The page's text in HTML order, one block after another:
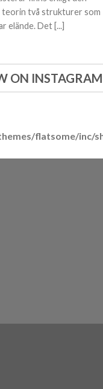
två strukturer som
elände. Det [...]
ON INSTAGRAM
flatsome/inc/